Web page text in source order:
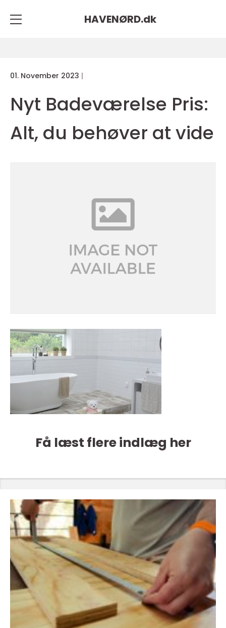
HAVENØRD.dk
01. November 2023
Nyt Badeværelse Pris:
Alt, du behøver at vide
Få læst flere indlæg her